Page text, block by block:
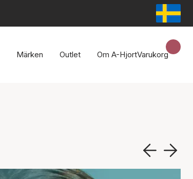
Märken Outlet Om A-HjortVarukorg